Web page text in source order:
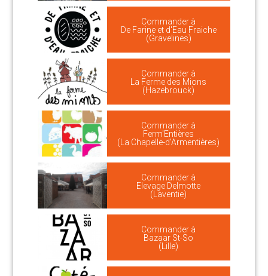
Commander à
De Farine et d'Eau Fraiche
(Gravelines)
Commander à
La Ferme des Mions
(Hazebrouck)
Commander à
Ferm'Entières
(La Chapelle-d'Armentières)
Commander à
Elevage Delmotte
(Laventie)
Commander à
Bazaar St-So
(Lille)